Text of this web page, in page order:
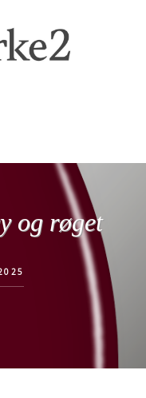
og røget